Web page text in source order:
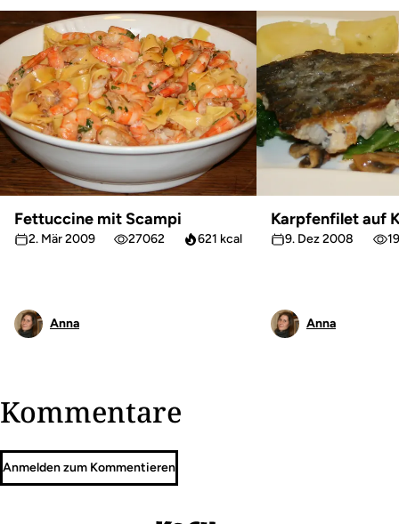
Fettuccine mit Scampi
2. Mär 2009 27062 621 kcal
Anna
Karpfenfilet auf
9. Dez 2008
Anna
Kommentare
Anmelden zum Kommentieren